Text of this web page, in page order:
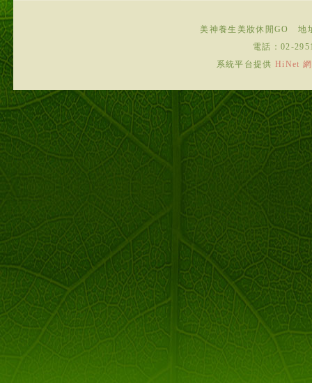
美神養生美妝休閒GO
地
電話： 02-
系統平台提供HiNet